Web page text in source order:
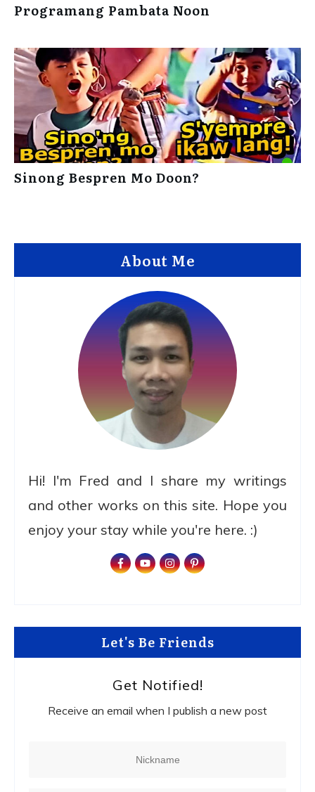
Programang Pambata Noon
Sinong Bespren Mo Doon?
About Me
Hi! I'm Fred and I share my writings
and other works on this site. Hope you
enjoy your stay while you're here. :)
Let's Be Friends
Get Notified!
Receive an email when I publish a new post